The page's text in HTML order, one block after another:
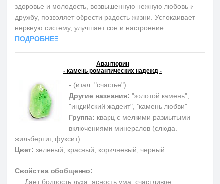
здоровье и молодость, возвышенную нежную любовь и
дружбу, позволяет обрести радость жизни. Успокаивает
нервную систему, улучшает сон и настроение
ПОДРОБНЕЕ
Авантюрин
- камень романтических надежд -
- (итал. "счастье")
Другие названия: "золотой камень",
"индийский жадеит", "камень любви"
Группа: кварц с мелкими размытыми
включениями минералов (слюда,
жильбертит, фуксит)
Цвет: зеленый, красный, коричневый, черный
Свойства обобщенно:
Дает бодрость духа, ясность ума, счастливое